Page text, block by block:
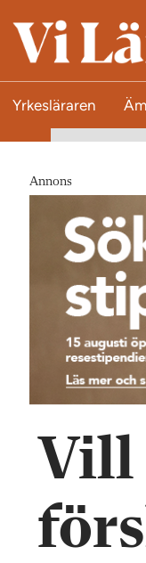
T
l
l
Yrkesläraren
Annons
Vill